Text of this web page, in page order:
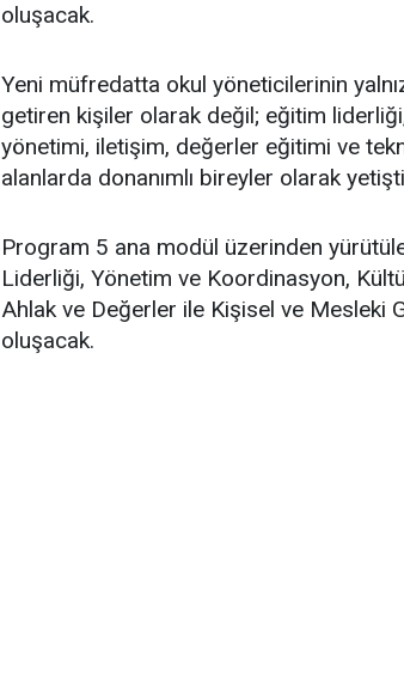
oluşacak.
Yeni müfredatta okul yöneticilerinin
getiren kişiler olarak değil; eğitim
yönetimi, iletişim, değerler eğitimi ve
alanlarda donanımlı bireyler olarak
Program 5 ana modül üzerinden
Liderliği, Yönetim ve Koordinasyon,
Ahlak ve Değerler ile Kişisel ve Mesleki
oluşacak.